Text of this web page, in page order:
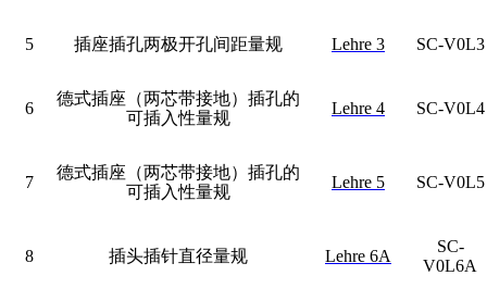
5 插座插孔两极开孔间距量规 Lehre 3 SC-V0L3
6
德式插座（两芯带接地）插孔的
可插入性量规
Lehre 4 SC-V0L4
7
德式插座（两芯带接地）插孔的
可插入性量规
Lehre 5 SC-V0L5
8 插头插针直径量规 Lehre 6A
SC-
V0L6A